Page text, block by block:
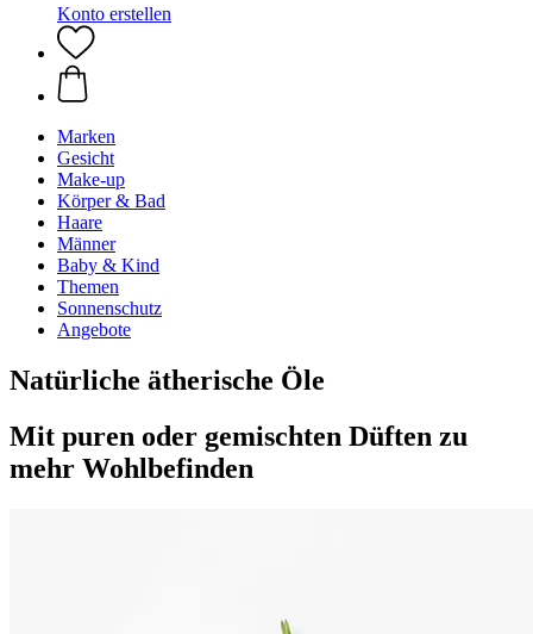
Konto erstellen
Marken
Gesicht
Make-up
Körper & Bad
Haare
Männer
Baby & Kind
Themen
Sonnenschutz
Angebote
Natürliche ätherische Öle
Mit puren oder gemischten Düften zu
mehr Wohlbefinden